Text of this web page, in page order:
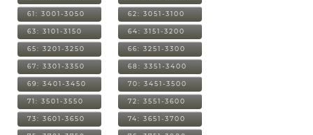
61: 3001-3050 62: 3051-3100
63: 3101-3150 64: 3151-3200
65: 3201-3250 66: 3251-3300
67: 3301-3350 68: 3351-3400
69: 3401-3450 70: 3451-3500
71: 3501-3550 72: 3551-3600
73: 3601-3650 74: 3651-3700